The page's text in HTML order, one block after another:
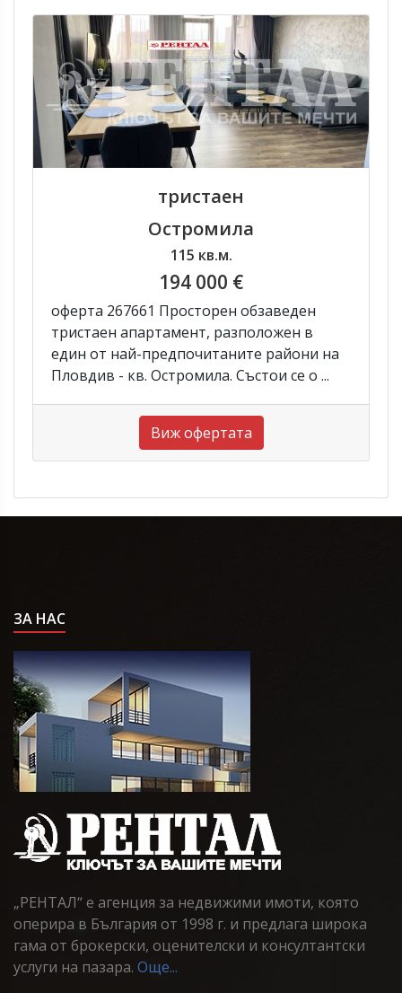
тристаен
Остромила
115 кв.м.
194 000 €
оферта 267661 Просторен обзаведен
тристаен апартамент, разположен в
един от най-предпочитаните райони на
Пловдив - кв. Остромила. Състои се о ...
Виж офертата
ЗА НАС
„РЕНТАЛ“ е агенция за недвижими имоти, която
оперира в България от 1998 г. и предлага широка
гама от брокерски, оценителски и консултантски
услуги на пазара. Още...